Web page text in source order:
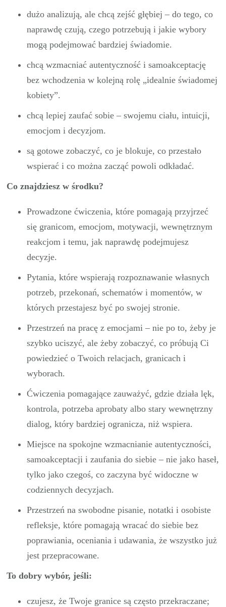
dużo analizują, ale chcą zejść głębiej – do tego, co
naprawdę czują, czego potrzebują i jakie wybory
mogą podejmować bardziej świadomie.
chcą wzmacniać autentyczność i samoakceptację
bez wchodzenia w kolejną rolę „idealnie świadomej
kobiety”.
chcą lepiej zaufać sobie – swojemu ciału, intuicji,
emocjom i decyzjom.
są gotowe zobaczyć, co je blokuje, co przestało
wspierać i co można zacząć powoli odkładać.
Co znajdziesz w środku?
Prowadzone ćwiczenia, które pomagają przyjrzeć
się granicom, emocjom, motywacji, wewnętrznym
reakcjom i temu, jak naprawdę podejmujesz
decyzje.
Pytania, które wspierają rozpoznawanie własnych
potrzeb, przekonań, schematów i momentów, w
których przestajesz być po swojej stronie.
Przestrzeń na pracę z emocjami – nie po to, żeby je
szybko uciszyć, ale żeby zobaczyć, co próbują Ci
powiedzieć o Twoich relacjach, granicach i
wyborach.
Ćwiczenia pomagające zauważyć, gdzie działa lęk,
kontrola, potrzeba aprobaty albo stary wewnętrzny
dialog, który bardziej ogranicza, niż wspiera.
Miejsce na spokojne wzmacnianie autentyczności,
samoakceptacji i zaufania do siebie – nie jako haseł,
tylko jako czegoś, co zaczyna być widoczne w
codziennych decyzjach.
Przestrzeń na swobodne pisanie, notatki i osobiste
refleksje, które pomagają wracać do siebie bez
poprawiania, oceniania i udawania, że wszystko już
jest przepracowane.
To dobry wybór, jeśli:
czujesz, że Twoje granice są często przekraczane;